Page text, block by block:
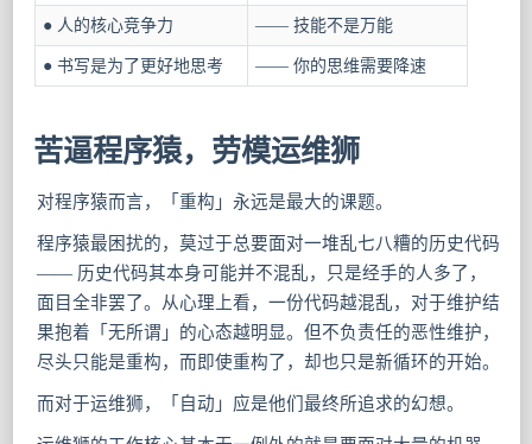
● 人的核心竞争力 —— 技能不是万能
● 书写是为了更好地思考 —— 你的思维需要降速
苦逼程序猿，劳模运维狮
对程序猿而言，「重构」永远是最大的课题。
程序猿最困扰的，莫过于总要面对一堆乱七八糟的历史代码
—— 历史代码其本身可能并不混乱，只是经手的人多了，
面目全非罢了。从心理上看，一份代码越混乱，对于维护结
果抱着「无所谓」的心态越明显。但不负责任的恶性维护，
尽头只能是重构，而即使重构了，却也只是新循环的开始。
而对于运维狮，「自动」应是他们最终所追求的幻想。